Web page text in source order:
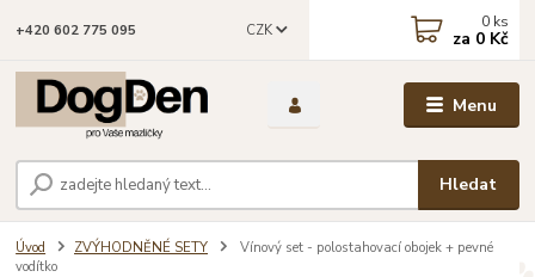
Menu
CZK
Hledat
+420 602 775 095 0 ks
za 0 Kč
Úvod ZVÝHODNĚNÉ SETY
Vínový set - polostahovací obojek + pevné
vodítko